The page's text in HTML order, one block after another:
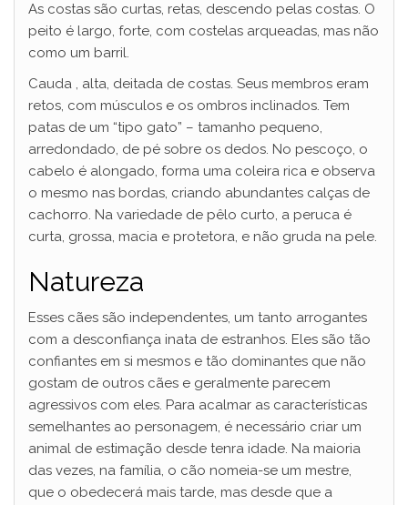
As costas são curtas, retas, descendo pelas costas. O
peito é largo, forte, com costelas arqueadas, mas não
como um barril.
Cauda , alta, deitada de costas. Seus membros eram
retos, com músculos e os ombros inclinados. Tem
patas de um “tipo gato” – tamanho pequeno,
arredondado, de pé sobre os dedos. No pescoço, o
cabelo é alongado, forma uma coleira rica e observa
o mesmo nas bordas, criando abundantes calças de
cachorro. Na variedade de pêlo curto, a peruca é
curta, grossa, macia e protetora, e não gruda na pele.
Natureza
Esses cães são independentes, um tanto arrogantes
com a desconfiança inata de estranhos. Eles são tão
confiantes em si mesmos e tão dominantes que não
gostam de outros cães e geralmente parecem
agressivos com eles. Para acalmar as características
semelhantes ao personagem, é necessário criar um
animal de estimação desde tenra idade. Na maioria
das vezes, na família, o cão nomeia-se um mestre,
que o obedecerá mais tarde, mas desde que a